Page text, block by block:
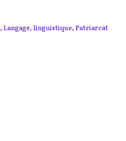
, Langage, linguistique, Patriarcat